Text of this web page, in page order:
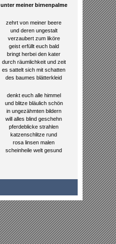
unter meiner birnenpalme
zehrt von meiner beere
und deren ungestalt
verzaubert zum liköre
geist erfüllt euch bald
bringt herbei den kater
durch räumlichkeit und zeit
es sattelt sich mit schatten
des baumes blätterkleid
denkt euch alle himmel
und blitze bläulich schön
in ungezähmten bildern
will alles blind geschehn
pferdeblicke strahlen
katzenschlitze rund
rosa linsen malen
scheinheile welt gesund